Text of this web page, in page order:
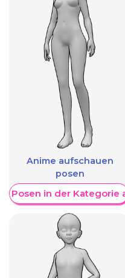
Anime aufschauen
posen
Posen in der Kategorie